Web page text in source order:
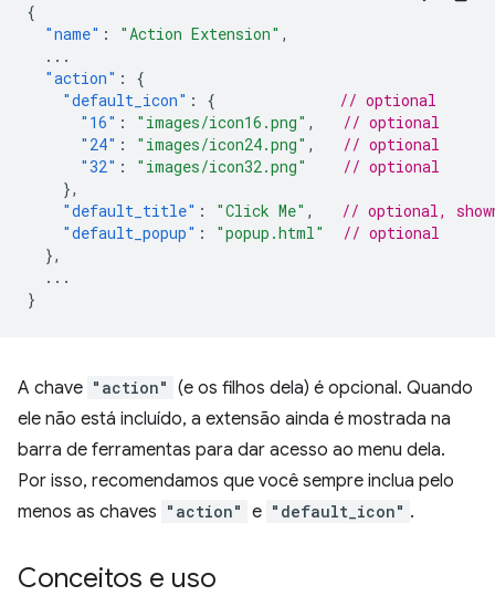
{
"name" : "Action Extension" ,
...
"action" :
{
"default_icon" : {
// optional
"16" : "images/icon16.png" ,
// optional
"24" : "images/icon24.png" ,
// optional
"32" : "images/icon32.png"
// optional
},
"default_title" : "Click Me" ,
// optional,
"default_popup" : "popup.html"
// optional
},
...
}
A chave "action" (e os filhos dela) é opcional. Quando
ele não está incluído, a extensão ainda é mostrada na
barra de ferramentas para dar acesso ao menu dela.
Por isso, recomendamos que você sempre inclua pelo
menos as chaves "action" e "default_icon" .
Conceitos e uso